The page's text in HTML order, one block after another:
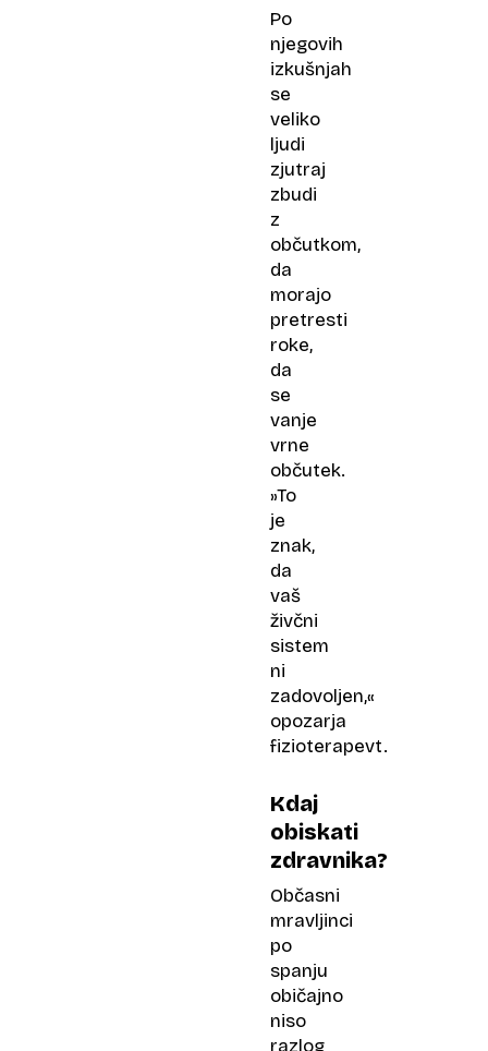
Po
njegovih
izkušnjah
se
veliko
ljudi
zjutraj
zbudi
z
občutkom,
da
morajo
pretresti
roke,
da
se
vanje
vrne
občutek.
»To
je
znak,
da
vaš
živčni
sistem
ni
zadovoljen,«
opozarja
fizioterapevt.
Kdaj
obiskati
zdravnika?
Občasni
mravljinci
po
spanju
običajno
niso
razlog